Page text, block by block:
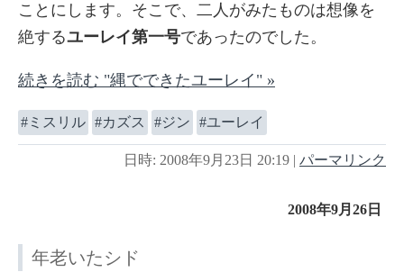
ことにします。そこで、二人がみたものは想像を
絶するユーレイ第一号であったのでした。
続きを読む "縄でできたユーレイ" »
ミスリル カズス ジン ユーレイ
日時: 2008年9月23日 20:19 | パーマリンク
2008年9月26日
年老いたシド